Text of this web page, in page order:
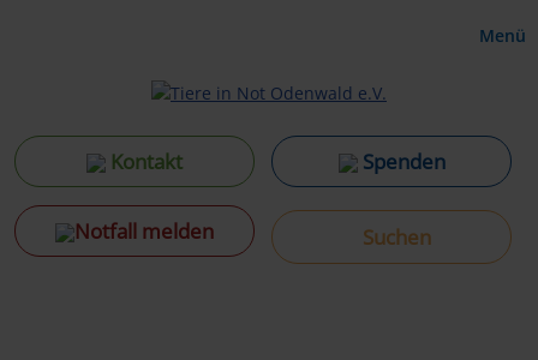
Menü
Kontakt Spenden
Notfall melden